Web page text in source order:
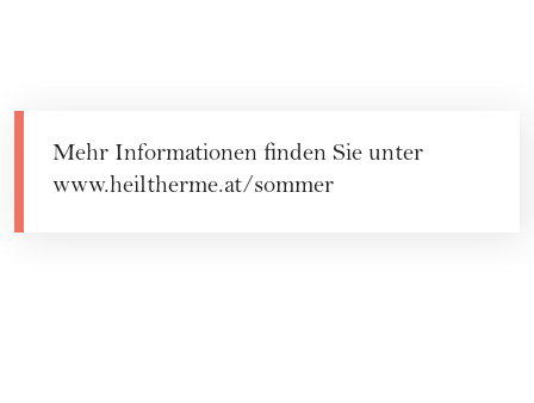
Mehr Informationen finden Sie unter
www.heiltherme.at/sommer